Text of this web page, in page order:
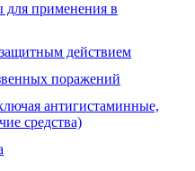
для применения в
действием
поражений
антигистаминные,
средства)